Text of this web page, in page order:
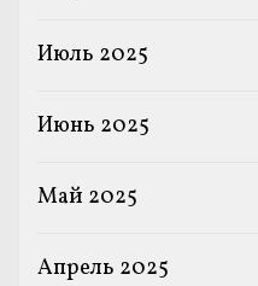
Июль 2025
Июнь 2025
Май 2025
Апрель 2025